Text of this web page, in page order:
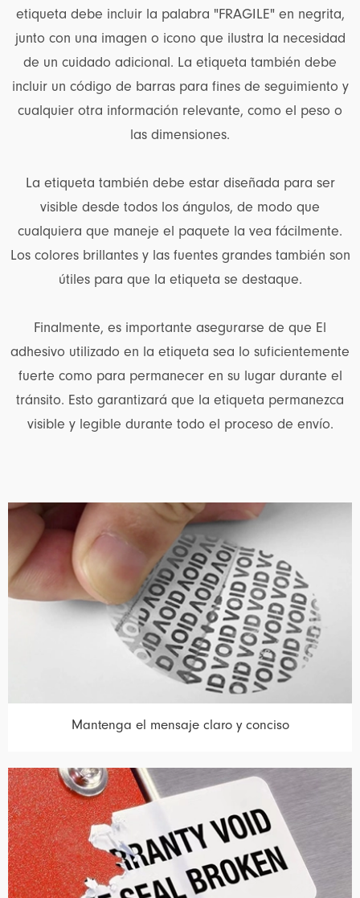
etiqueta debe incluir la palabra "FRAGILE" en negrita,
junto con una imagen o icono que ilustra la necesidad
de un cuidado adicional. La etiqueta también debe
incluir un código de barras para fines de seguimiento y
cualquier otra información relevante, como el peso o
las dimensiones.
La etiqueta también debe estar diseñada para ser
visible desde todos los ángulos, de modo que
cualquiera que maneje el paquete la vea fácilmente.
Los colores brillantes y las fuentes grandes también son
útiles para que la etiqueta se destaque.
Finalmente, es importante asegurarse de que El
adhesivo utilizado en la etiqueta sea lo suficientemente
fuerte como para permanecer en su lugar durante el
tránsito. Esto garantizará que la etiqueta permanezca
visible y legible durante todo el proceso de envío.
Mantenga el mensaje claro y conciso